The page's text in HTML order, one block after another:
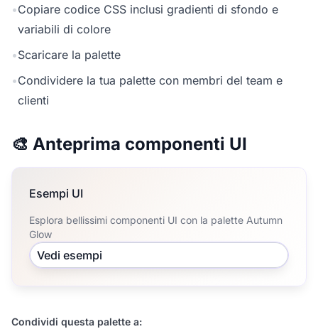
•Copiare codice CSS inclusi gradienti di sfondo e
variabili di colore
•Scaricare la palette
•Condividere la tua palette con membri del team e
clienti
🎨 Anteprima componenti UI
Esempi UI
Esplora bellissimi componenti UI con la palette Autumn
Glow
Vedi esempi
Condividi questa palette a: